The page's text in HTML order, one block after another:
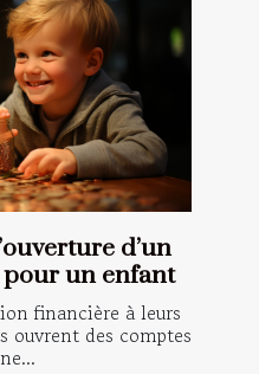
d’un
un enfant
financière à leurs
ouvrent des comptes